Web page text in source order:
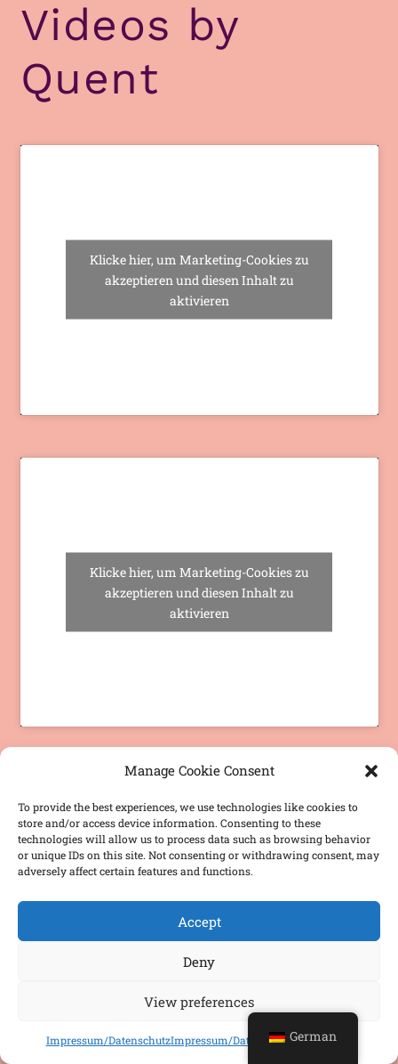
Manage Cookie Consent
To provide the best experiences, we use technologies like cookies to
store and/or access device information. Consenting to these
technologies will allow us to process data such as browsing behavior
or unique IDs on this site. Not consenting or withdrawing consent, may
adversely affect certain features and functions.
Accept
Deny
View preferences
Impressum/DatenschutzImpressum/DatenschutzImpressum
Videos by
Quent
Klicke hier, um Marketing-Cookies zu
akzeptieren und diesen Inhalt zu
aktivieren
Klicke hier, um Marketing-Cookies zu
akzeptieren und diesen Inhalt zu
aktivieren
Videos by
Chogori
German